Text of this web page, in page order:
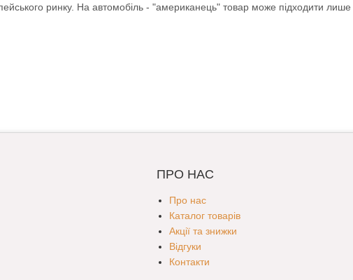
ринку. На автомобіль - "американець" товар може підходити
ПРО НАС
Про нас
Каталог товарів
Акції та знижки
Відгуки
Контакти